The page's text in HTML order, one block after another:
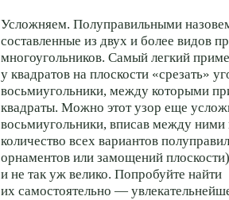
Усложняем. Полуправильными
составленные из двух и более видов
многоугольников. Самый легкий
у квадратов на плоскости «срезать»
восьмиугольники, между которыми
квадраты. Можно этот узор еще
восьмиугольники, вписав между
количество всех вариантов
орнаментов или замощений
и не так уж велико. Попробуйте найти
их самостоятельно —